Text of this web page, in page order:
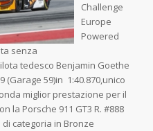
Challenge
Europe
Powered
senza
tedesco Benjamin Goethe
(Garage 59)in 1:40.870,unico
miglior prestazione per il
la Porsche 911 GT3 R. #888
di categoria in Bronze